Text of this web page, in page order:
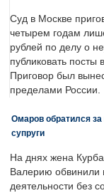
Суд в Москве
четырем годам
рублей по делу о
публиковать посты
Приговор был
пределами России.
Омаров обратился
супруги
На днях жена
Валерию обвинили
деятельности без